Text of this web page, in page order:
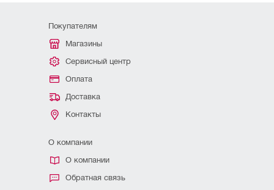
Покупателям
Магазины
Сервисный центр
Оплата
Доставка
Контакты
О компании
О компании
Обратная связь